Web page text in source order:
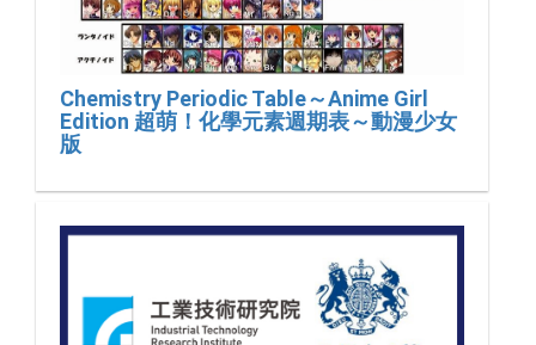
Chemistry Periodic Table～Anime Girl
Edition 超萌！化學元素週期表～動漫少女
版